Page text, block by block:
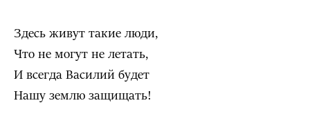
Здесь живут такие люди,
Что не могут не летать,
И всегда Василий будет
Нашу землю защищать!